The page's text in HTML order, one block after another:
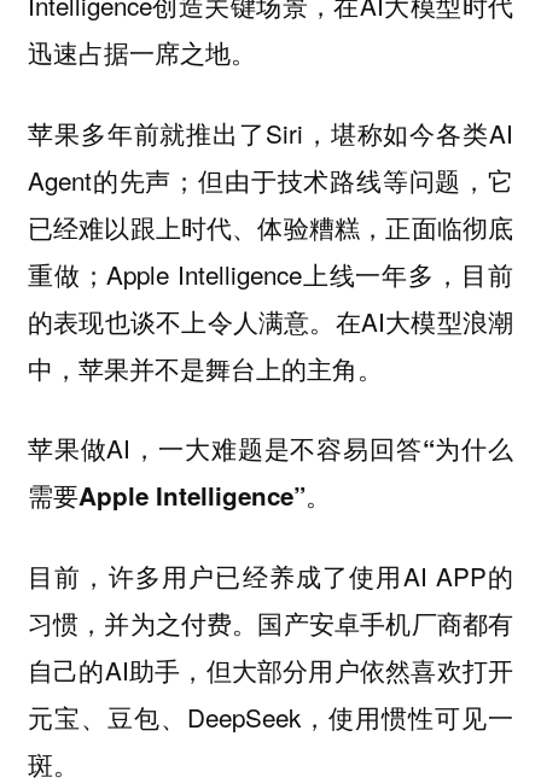
迅速占据一席之地。
苹果多年前就推出了Siri，堪称如今各类AI
Agent的先声；但由于技术路线等问题，它
已经难以跟上时代、体验糟糕，正面临彻底
重做；Apple Intelligence上线一年多，目前
的表现也谈不上令人满意。在AI大模型浪潮
中，苹果并不是舞台上的主角。
苹果做AI，一大难题是不容易回答“为什么
需要Apple Intelligence”。
目前，许多用户已经养成了使用AI APP的
习惯，并为之付费。国产安卓手机厂商都有
自己的AI助手，但大部分用户依然喜欢打开
元宝、豆包、DeepSeek，使用惯性可见一
斑。